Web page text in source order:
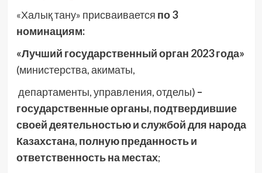
«Халық тану» присваивается по 3
номинациям:
«Лучший государственный орган 2023 года»
(министерства, акиматы,
департаменты, управления, отделы) –
государственные органы, подтвердившие
своей деятельностью и службой для народа
Казахстана, полную преданность и
ответственность на местах;